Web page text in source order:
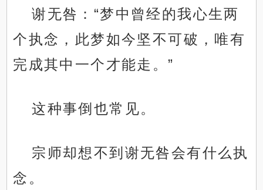
谢无咎：“梦中曾经的我心生两
个执念，此梦如今坚不可破，唯有
完成其中一个才能走。”
这种事倒也常见。
宗师却想不到谢无咎会有什么执
念。